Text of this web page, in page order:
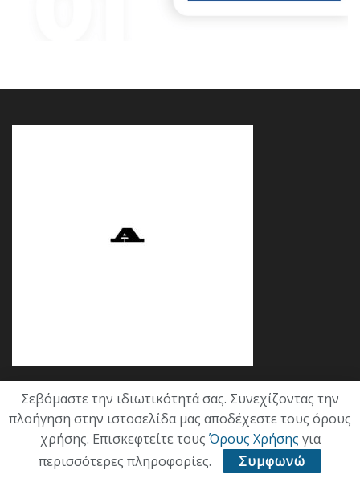
Κατηγορίες
ΕΠΙΚΑΙΡΟΤΗΤΑ
Σεβόμαστε την ιδιωτικότητά σας. Συνεχίζοντας την
πλοήγηση στην ιστοσελίδα μας αποδέχεστε τους όρους
χρήσης. Επισκεφτείτε τους Όρους Χρήσης για
περισσότερες πληροφορίες.
Συμφωνώ